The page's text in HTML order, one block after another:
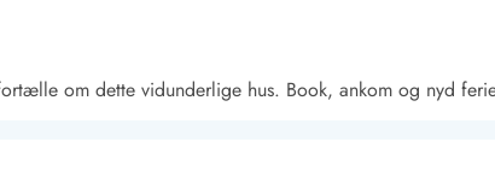
om dette vidunderlige hus. Book, ankom og nyd